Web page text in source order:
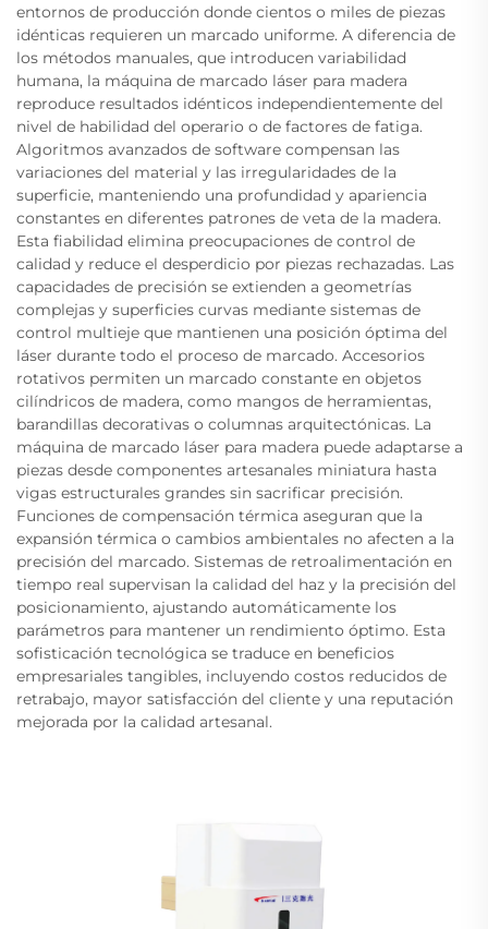
entornos de producción donde cientos o miles de piezas
idénticas requieren un marcado uniforme. A diferencia de
los métodos manuales, que introducen variabilidad
humana, la máquina de marcado láser para madera
reproduce resultados idénticos independientemente del
nivel de habilidad del operario o de factores de fatiga.
Algoritmos avanzados de software compensan las
variaciones del material y las irregularidades de la
superficie, manteniendo una profundidad y apariencia
constantes en diferentes patrones de veta de la madera.
Esta fiabilidad elimina preocupaciones de control de
calidad y reduce el desperdicio por piezas rechazadas. Las
capacidades de precisión se extienden a geometrías
complejas y superficies curvas mediante sistemas de
control multieje que mantienen una posición óptima del
láser durante todo el proceso de marcado. Accesorios
rotativos permiten un marcado constante en objetos
cilíndricos de madera, como mangos de herramientas,
barandillas decorativas o columnas arquitectónicas. La
máquina de marcado láser para madera puede adaptarse a
piezas desde componentes artesanales miniatura hasta
vigas estructurales grandes sin sacrificar precisión.
Funciones de compensación térmica aseguran que la
expansión térmica o cambios ambientales no afecten a la
precisión del marcado. Sistemas de retroalimentación en
tiempo real supervisan la calidad del haz y la precisión del
posicionamiento, ajustando automáticamente los
parámetros para mantener un rendimiento óptimo. Esta
sofisticación tecnológica se traduce en beneficios
empresariales tangibles, incluyendo costos reducidos de
retrabajo, mayor satisfacción del cliente y una reputación
mejorada por la calidad artesanal.